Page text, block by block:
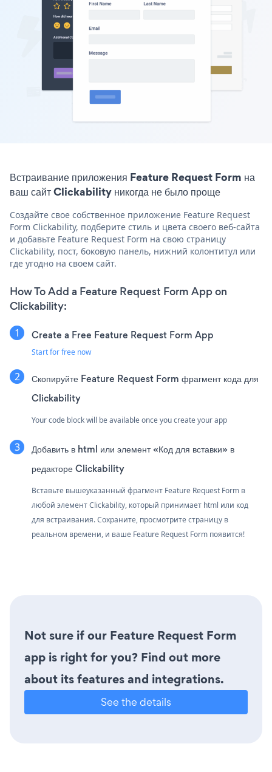
Встраивание приложения Feature Request Form на
ваш сайт Clickability никогда не было проще
Создайте свое собственное приложение Feature Request
Form Clickability, подберите стиль и цвета своего веб-сайта
и добавьте Feature Request Form на свою страницу
Clickability, пост, боковую панель, нижний колонтитул или
где угодно на своем сайт.
How To Add a Feature Request Form App on
Clickability:
Create a Free Feature Request Form App
Start for free now
Скопируйте Feature Request Form фрагмент кода для
Clickability
Your code block will be available once you create your app
Добавить в html или элемент «Код для вставки» в
редакторе Clickability
Вставьте вышеуказанный фрагмент Feature Request Form в
любой элемент Clickability, который принимает html или код
для встраивания. Сохраните, просмотрите страницу в
реальном времени, и ваше Feature Request Form появится!
Not sure if our Feature Request Form
app is right for you? Find out more
about its features and integrations.
See the details